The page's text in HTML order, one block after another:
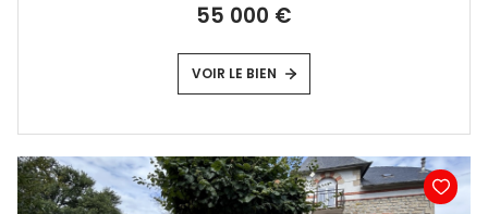
55 000 €
VOIR LE BIEN